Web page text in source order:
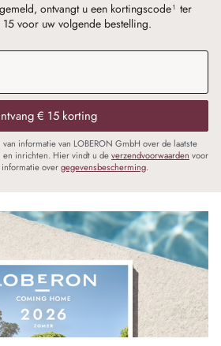
ontvangt u een kortingscode¹ ter
voor uw volgende bestelling.
€ 15 korting
informatie van LOBERON GmbH over de laatste
en inrichten. Hier vindt u deverzendvoorwaarden voor
overgegevensbescherming.